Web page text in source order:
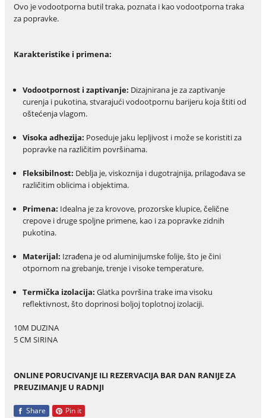
Ovo je vodootporna butil traka, poznata i kao vodootporna traka
za popravke.
Karakteristike i primena:
Vodootpornost i zaptivanje: Dizajnirana je za zaptivanje
curenja i pukotina, stvarajući vodootpornu barijeru koja štiti od
oštećenja vlagom.
Visoka adhezija: Poseduje jaku lepljivost i može se koristiti za
popravke na različitim površinama.
Fleksibilnost: Deblja je, viskoznija i dugotrajnija, prilagođava se
različitim oblicima i objektima.
Primena: Idealna je za krovove, prozorske klupice, čelične
crepove i druge spoljne primene, kao i za popravke zidnih
pukotina.
Materijal: Izrađena je od aluminijumske folije, što je čini
otpornom na grebanje, trenje i visoke temperature.
Termička izolacija: Glatka površina trake ima visoku
reflektivnost, što doprinosi boljoj toplotnoj izolaciji.
10M DUZINA
5 CM SIRINA
ONLINE PORUCIVANJE ILI REZERVACIJA BAR DAN RANIJE ZA
PREUZIMANJE U RADNJI
Share Pin it